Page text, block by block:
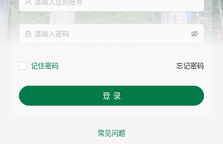
记住密码 忘记密码
登 录
常见问题